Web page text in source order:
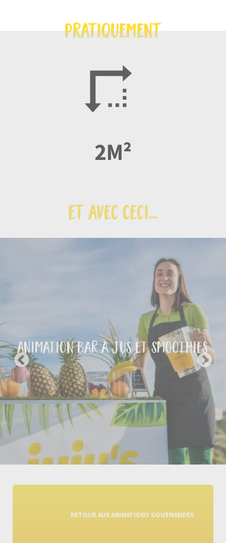
pratiquement
2M²
et avec ceci...
animation cyclo soupes